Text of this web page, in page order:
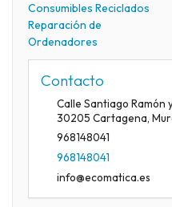
Consumibles Reciclados
Reparación de
Ordenadores
Contacto
Calle Santiago Ramón
30205 Cartagena,
968148041
968148041
info@ecomatica.es